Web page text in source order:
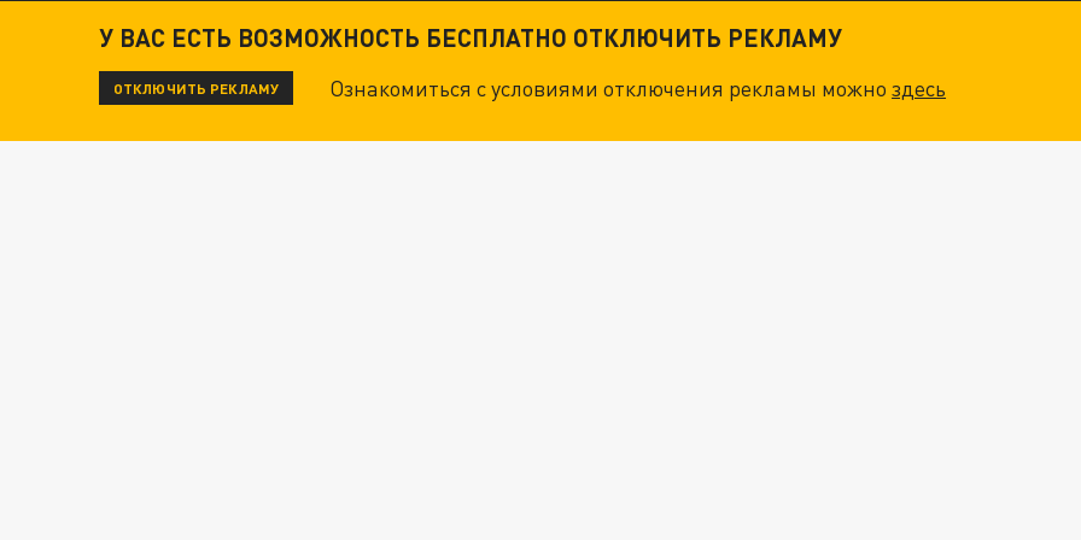
У ВАС ЕСТЬ ВОЗМОЖНОСТЬ БЕСПЛАТНО ОТКЛЮЧИТЬ РЕКЛАМУ
ОТКЛЮЧИТЬ РЕКЛАМУ Ознакомиться с условиями отключения рекламы можноздесь